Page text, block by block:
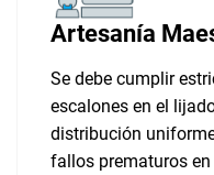
Artesanía
Se debe cumplir
escalones en el
distribución
fallos prematuros